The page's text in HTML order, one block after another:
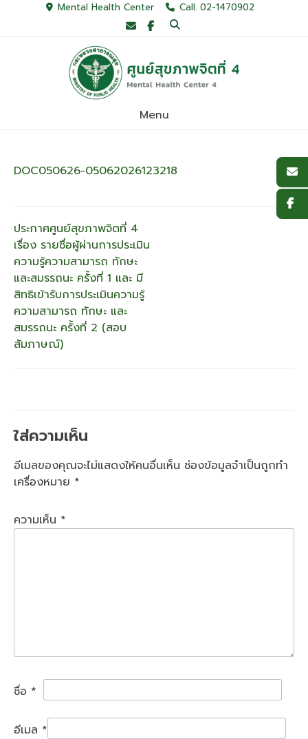
Mental Health Center Call. 02-1470902
Menu
DOC050626-05062026123218
แนะแนว
เรื่อง
ประกาศศูนย์สุขภาพจิตที่ 4
เรื่อง รายชื่อผู้ผ่านการประเมิน
ความรู้ความสามารถ ทักษะ
และสมรรถนะ ครั้งที่ 1 และ มี
สิทธิเข้ารับการประเมินความรู้
ความสามารถ ทักษะ และ
สมรรถนะ ครั้งที่ 2 (สอบ
สัมภาษณ์)
ใส่ความเห็น
อีเมลของคุณจะไม่แสดงให้คนอื่นเห็น ช่องข้อมูลจำเป็นถูกทำ
เครื่องหมาย *
ความเห็น *
ชื่อ *
อีเมล *